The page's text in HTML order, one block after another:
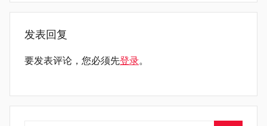
发表回复
要发表评论，您必须先登录。